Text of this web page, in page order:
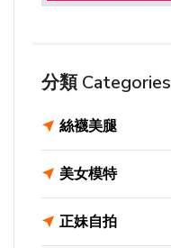
分類 Categories
絲襪美腿
美女模特
正妹自拍